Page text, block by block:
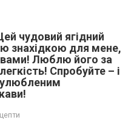
чудовий ягідний
знахідкою для мене,
вами! Люблю його за
Спробуйте – і